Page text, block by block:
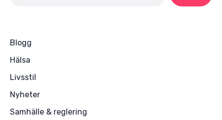
Blogg
Hälsa
Livsstil
Nyheter
Samhälle & reglering